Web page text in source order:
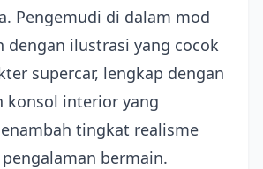
Pengemudi di dalam mod
dengan ilustrasi yang cocok
supercar, lengkap dengan
konsol interior yang
tingkat realisme
bermain.